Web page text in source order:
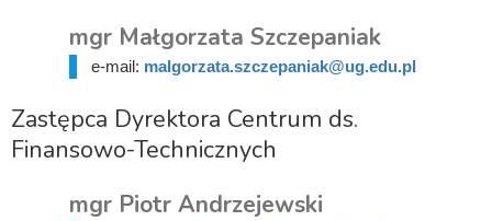
mgr Małgorzata Szczepaniak
e-mail: malgorzata.szczepaniak@ug.edu.pl
Zastępca Dyrektora Centrum ds.
Finansowo-Technicznych
mgr Piotr Andrzejewski